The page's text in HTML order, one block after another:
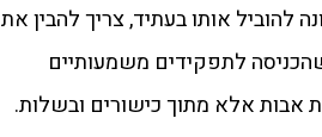
להוביל אותו בעתיד, צריך להבין את
לתפקידים משמעותיים
אבות אלא מתוך כישורים ובשלות.